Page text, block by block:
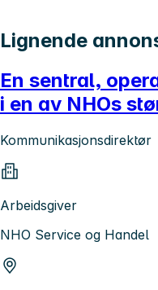
Lignende
En sentral,
i en av NHOs
Kommunikasjonsdirektør
Arbeidsgiver
NHO Service og Handel